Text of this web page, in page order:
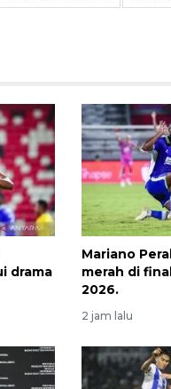
drama
Mariano
merah di
2026.
2 jam lalu